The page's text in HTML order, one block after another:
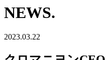
NEWS.
2023.03.22